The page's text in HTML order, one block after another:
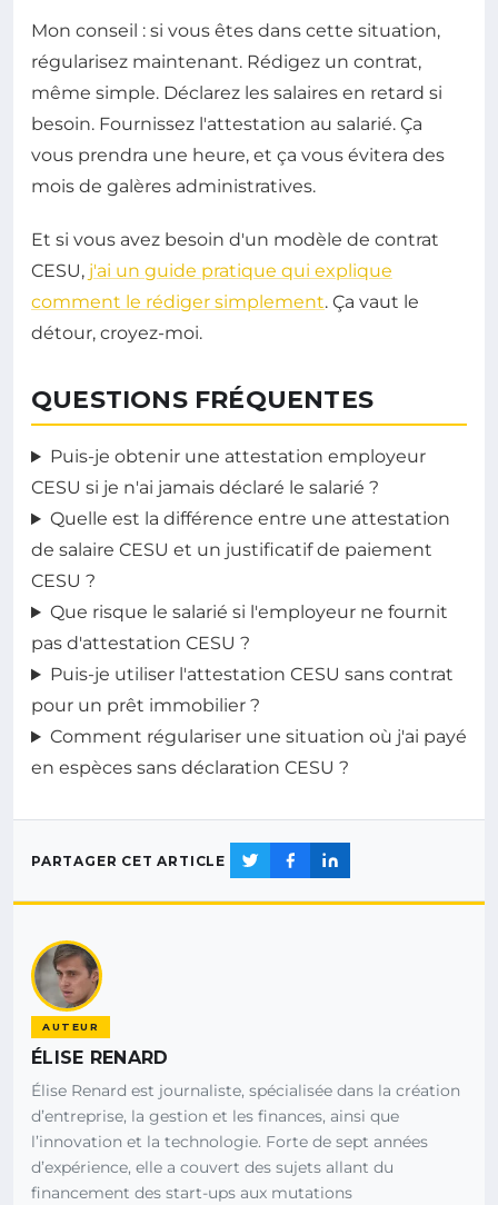
Mon conseil : si vous êtes dans cette situation,
régularisez maintenant. Rédigez un contrat,
même simple. Déclarez les salaires en retard si
besoin. Fournissez l'attestation au salarié. Ça
vous prendra une heure, et ça vous évitera des
mois de galères administratives.
Et si vous avez besoin d'un modèle de contrat
CESU, j'ai un guide pratique qui explique
comment le rédiger simplement. Ça vaut le
détour, croyez-moi.
QUESTIONS FRÉQUENTES
Puis-je obtenir une attestation employeur
CESU si je n'ai jamais déclaré le salarié ?
Quelle est la différence entre une attestation
de salaire CESU et un justificatif de paiement
CESU ?
Que risque le salarié si l'employeur ne fournit
pas d'attestation CESU ?
Puis-je utiliser l'attestation CESU sans contrat
pour un prêt immobilier ?
Comment régulariser une situation où j'ai payé
en espèces sans déclaration CESU ?
PARTAGER CET ARTICLE
AUTEUR
ÉLISE RENARD
Élise Renard est journaliste, spécialisée dans la création
d’entreprise, la gestion et les finances, ainsi que
l’innovation et la technologie. Forte de sept années
d’expérience, elle a couvert des sujets allant du
financement des start-ups aux mutations